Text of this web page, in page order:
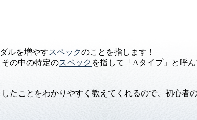
ルを増やすスペックのことを指します！
の中の特定のスペック を指して「Aタイプ」と呼
したことをわかりやすく教えてくれるので、初心者